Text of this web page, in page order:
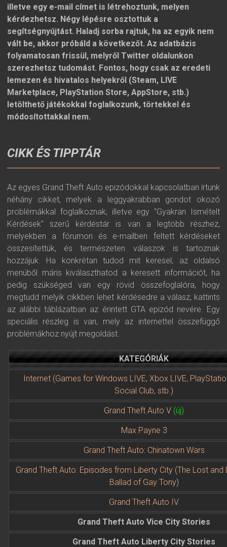
illetve egy e-mail címet is létrehoztunk, melyen
kérdezhetsz. Négy lépésre osztottuk a
segítségnyújtást. Haladj sorba rajtuk, ha az egyik nem
vált be, akkor próbáld a következőt. Az adatbázis
folyamatosan frissül, melyről Twitter oldalunkon
szerezhetsz tudomást. Fontos, hogy csak az eredeti
lemezen és hivatalos helyekről (Steam, LIVE
Marketplace, PlayStation Store, AppStore, stb.)
letölthető játékokkal foglalkozunk, törtekkel és
módosítottakkal nem.
CIKK ÉS TIPPTÁR
Az egyes Grand Theft Auto epizódokkal kapcsolatban írtunk
néhány cikket, melyek a leggyakrabban gondot okozó
problémákkal foglalkoznak, illetve egy "Gyakran Ismételt
Kérdések" szerű kérdéstár is van a legtöbb részhez,
melyekben a fórumon és e-mailben feltett kérdéseket
összesítettük, és természeten válaszok is tartoznak
hozzájuk. Ha konkrétan tudod mit keresel, az oldalsó
menüből máris kiválaszthatod a keresett információt, ha
pedig szükséged van egy rövid összefoglalóra, hogy
megtudd melyik cikkben lehet kérdésedre a válasz, kattints
az alábbi táblázatban az érintett GTA epizód nevére. Egy
speciális részleg is van, mely az internettel összefüggő
problémákhoz nyújt megoldást.
KATEGÓRIÁK
Internet (Games for Windows LIVE, Xbox LIVE,
Social Club, stb.)
Grand Theft Auto V (új)
Max Payne 3
Grand Theft Auto: Chinatown Wars
Grand Theft Auto: Episodes from Liberty City (The Lost and
Ballad of Gay Tony)
Grand Theft Auto IV
Grand Theft Auto Vice City Stories
Grand Theft Auto Liberty City Stories